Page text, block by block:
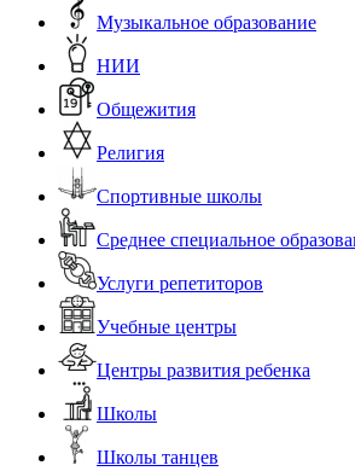
Музыкальное образование
НИИ
Общежития
Религия
Спортивные школы
Среднее специальное
Услуги репетиторов
Учебные центры
Центры развития ребенка
Школы
Школы танцев